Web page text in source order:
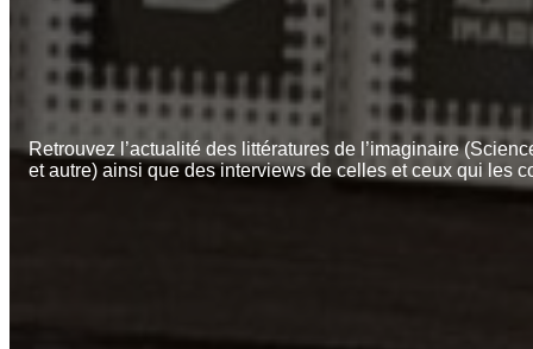
Retrouvez l’actualité des littératures de l’imaginaire
et autre) ainsi que des interviews de celles et ceux qui les